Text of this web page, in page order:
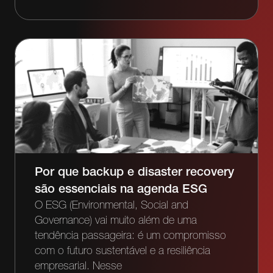
Por que backup e disaster recovery
são essenciais na agenda ESG
O ESG (Environmental, Social and
Governance) vai muito além de uma
tendência passageira: é um compromisso
com o futuro sustentável e a resiliência
empresarial. Nesse